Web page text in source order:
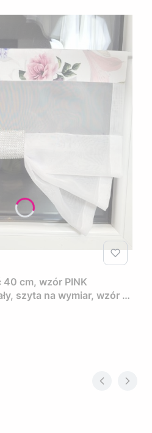
cm, wzór PINK
szyta na wymiar, wzór w
fioletowym